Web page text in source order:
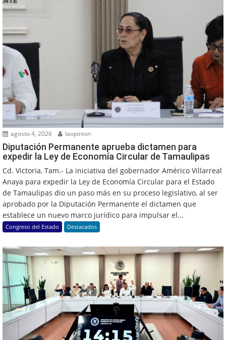
agosto 4, 2026 laopinion
Diputación Permanente aprueba dictamen para
expedir la Ley de Economía Circular de Tamaulipas
Cd. Victoria, Tam.- La iniciativa del gobernador Américo Villarreal
Anaya para expedir la Ley de Economía Circular para el Estado
de Tamaulipas dio un paso más en su proceso legislativo, al ser
aprobado por la Diputación Permanente el dictamen que
establece un nuevo marco jurídico para impulsar el...
Congreso del Estado Destacados